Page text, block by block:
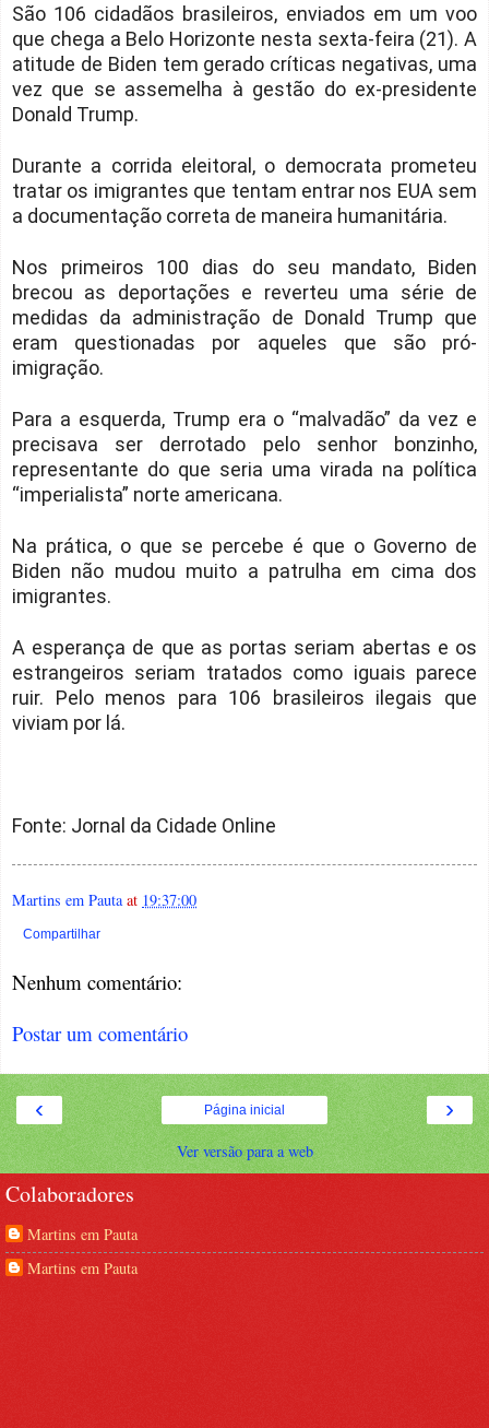
São 106 cidadãos brasileiros, enviados em um voo
que chega a Belo Horizonte nesta sexta-feira (21). A
atitude de Biden tem gerado críticas negativas, uma
vez que se assemelha à gestão do ex-presidente
Donald Trump.
Durante a corrida eleitoral, o democrata prometeu
tratar os imigrantes que tentam entrar nos EUA sem
a documentação correta de maneira humanitária.
Nos primeiros 100 dias do seu mandato, Biden
brecou as deportações e reverteu uma série de
medidas da administração de Donald Trump que
eram questionadas por aqueles que são pró-
imigração.
Para a esquerda, Trump era o “malvadão” da vez e
precisava ser derrotado pelo senhor bonzinho,
representante do que seria uma virada na política
“imperialista” norte americana.
Na prática, o que se percebe é que o Governo de
Biden não mudou muito a patrulha em cima dos
imigrantes.
A esperança de que as portas seriam abertas e os
estrangeiros seriam tratados como iguais parece
ruir. Pelo menos para 106 brasileiros ilegais que
viviam por lá.
Fonte: Jornal da Cidade Online
Martins em Pauta at 19:37:00
Compartilhar
Nenhum comentário:
Postar um comentário
‹ ›
Página inicial
Ver versão para a web
Colaboradores
Martins em Pauta
Martins em Pauta